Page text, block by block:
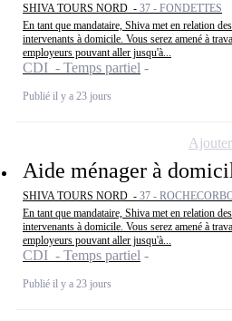
SHIVA TOURS NORD - 37 - FONDETTES
En tant que mandataire, Shiva met en relation
intervenants à domicile. Vous serez amené à
employeurs pouvant aller jusqu'à...
CDI - Temps partiel
Publié il y a 23 jours
Aide ménager à
SHIVA TOURS NORD - 37 -
En tant que mandataire, Shiva met en relation
intervenants à domicile. Vous serez amené à
employeurs pouvant aller jusqu'à...
CDI - Temps partiel
Publié il y a 23 jours